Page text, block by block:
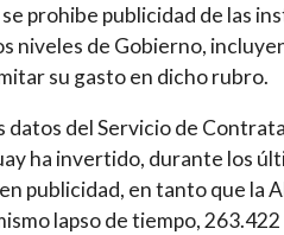
prohibe publicidad de las
niveles de Gobierno,
su gasto en dicho rubro.
datos del Servicio de
ha invertido, durante los
publicidad, en tanto que la
lapso de tiempo,